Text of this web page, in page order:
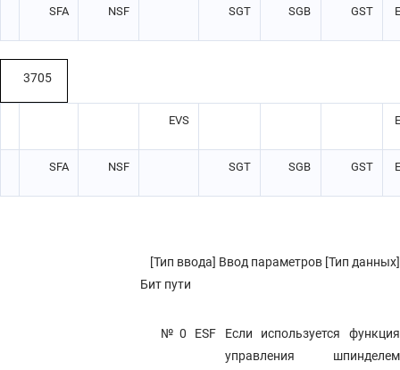
SFA NSF SGT SGB GST
3705
EVS
SFA NSF SGT SGB GST
[Тип ввода] Ввод параметров [Тип данных]
Бит пути
№0 ESF Если используется функция
управления шпинделем